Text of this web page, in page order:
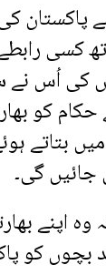
پاکستان
کسی
کی اُس
کو
بتاتے
جائیں گی۔
وہ اپنے
بچوں کو